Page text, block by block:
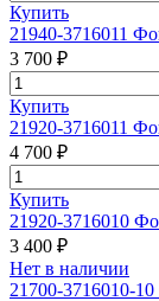
Купить
21940-3716011
3 700 ₽
Купить
21920-3716011
4 700 ₽
Купить
21920-3716010
3 400 ₽
Нет в наличии
21700-3716010-